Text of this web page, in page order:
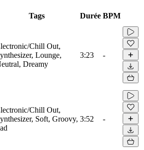
Tags Durée BPM
Chill Out,
Lounge,
Dreamy
3:23 -
Chill Out,
Soft, Groovy, 3:52 -